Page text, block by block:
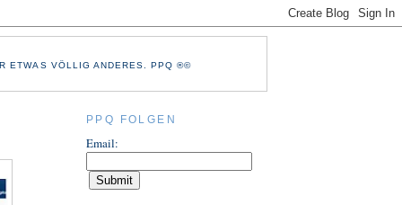
ETWAS VÖLLIG ANDERES. PPQ ®©
PPQ FOLGEN
Email: